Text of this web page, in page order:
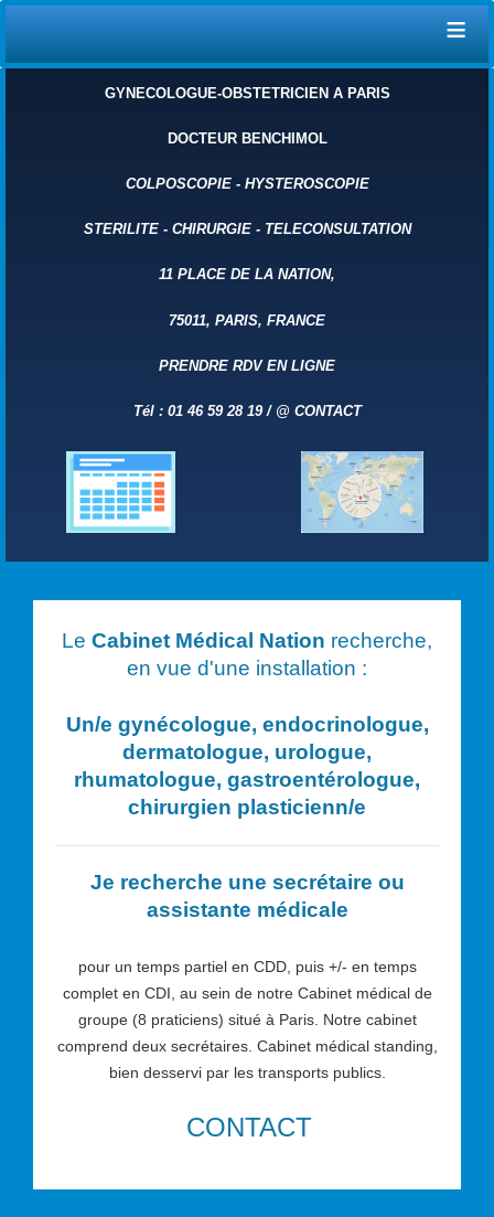
≡
GYNECOLOGUE-OBSTETRICIEN A PARIS
DOCTEUR BENCHIMOL
COLPOSCOPIE- HYSTEROSCOPIE
STERILITE- CHIRURGIE- TELECONSULTATION
11 PLACE DE LA NATION,
75011, PARIS, FRANCE
PRENDRE RDV EN LIGNE
Tél : 01 46 59 28 19 / @ CONTACT
Le Cabinet Médical Nation recherche,
en vue d'une installation :
Un/e gynécologue, endocrinologue,
dermatologue, urologue,
rhumatologue, gastroentérologue,
chirurgien plasticienn/e
Je recherche une secrétaire ou
assistante médicale
pour un temps partiel en CDD, puis +/- en temps
complet en CDI, au sein de notre Cabinet médical de
groupe (8 praticiens) situé à Paris. Notre cabinet
comprend deux secrétaires. Cabinet médical standing,
bien desservi par les transports publics.
CONTACT